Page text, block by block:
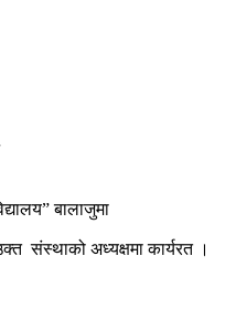
बालाजुमा
संस्थाको अध्यक्षमा कार्यरत ।